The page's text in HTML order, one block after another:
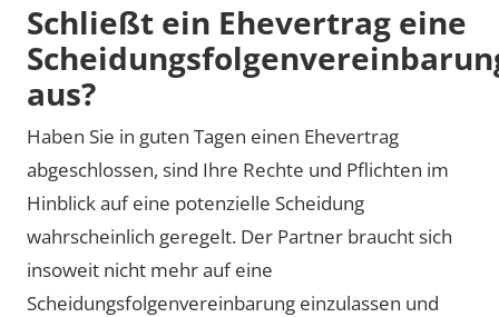
Schließt ein Ehevertrag eine
aus?
Haben Sie in guten Tagen einen Ehevertrag
abgeschlossen, sind Ihre Rechte und Pflichten im
Hinblick auf eine potenzielle Scheidung
wahrscheinlich geregelt. Der Partner braucht sich
insoweit nicht mehr auf eine
Scheidungsfolgenvereinbarung einzulassen und